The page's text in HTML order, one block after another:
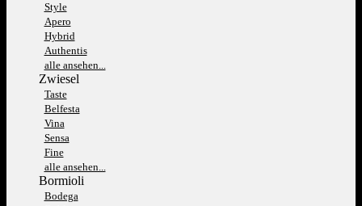
Style
Apero
Hybrid
Authentis
alle ansehen...
Zwiesel
Taste
Belfesta
Vina
Sensa
Fine
alle ansehen...
Bormioli
Bodega